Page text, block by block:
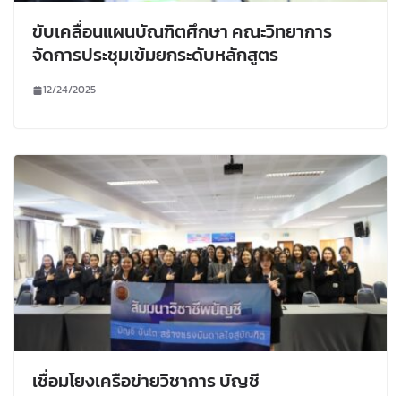
ขับเคลื่อนแผนบัณฑิตศึกษา คณะวิทยาการ
จัดการประชุมเข้มยกระดับหลักสูตร
12/24/2025
เชื่อมโยงเครือข่ายวิชาการ บัญชี